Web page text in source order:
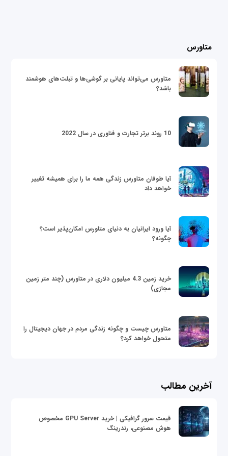
متاورس
متاورس می‌تواند پایانی بر گوشی‌ها و تبلت‌های هوشمند
باشد؟
10 روند برتر تجارت و فناوری در سال 2022
آیا طوفان متاورس زندگی همه ما را برای همیشه تغییر
خواهد داد
آیا ورود ایرانیان به دنیای متاورس امکان‌پذیر است؟
چگونه؟
خرید زمین 4.3 میلیون دلاری در متاورس (چند متر زمین
مجازی)
متاورس چیست و چگونه زندگی مردم در جهان دیجیتال را
متحول خواهد کرد؟
آخرین مطالب
قیمت سرور گرافیکی | خرید GPU Server مخصوص
هوش مصنوعی، رندرینگ